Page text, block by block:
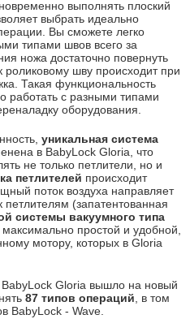
выполнять плоский
выбрать идеально
Вы сможете легко
типами швов всего за
ножа достаточно повернуть
роликовому шву происходит при
Такая функциональность
работать с разными типами
оборудования.
уникальная система
в BabyLock Gloria, что
не только петлители, но и
петлителей происходит
поток воздуха направляет
(запатентованная
системы вакуумного типа
простой и удобной,
мотору, которых в Gloria
BabyLock Gloria вышло на новый
87 типов операций , в том
BabyLock - Wave.